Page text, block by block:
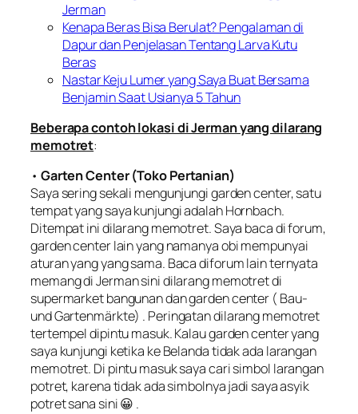
Jerman
Kenapa Beras Bisa Berulat? Pengalaman di
Dapur dan Penjelasan Tentang Larva Kutu
Beras
Nastar Keju Lumer yang Saya Buat Bersama
Benjamin Saat Usianya 5 Tahun
Beberapa contoh lokasi di Jerman yang dilarang
memotret:
• Garten Center (Toko Pertanian)
Saya sering sekali mengunjungi garden center, satu
tempat yang saya kunjungi adalah Hornbach.
Ditempat ini dilarang memotret. Saya baca di forum,
garden center lain yang namanya obi mempunyai
aturan yang yang sama. Baca diforum lain ternyata
memang di Jerman sini dilarang memotret di
supermarket bangunan dan garden center ( Bau-
und Gartenmärkte) . Peringatan dilarang memotret
tertempel dipintu masuk. Kalau garden center yang
saya kunjungi ketika ke Belanda tidak ada larangan
memotret. Di pintu masuk saya cari simbol larangan
potret, karena tidak ada simbolnya jadi saya asyik
potret sana sini 😀 .